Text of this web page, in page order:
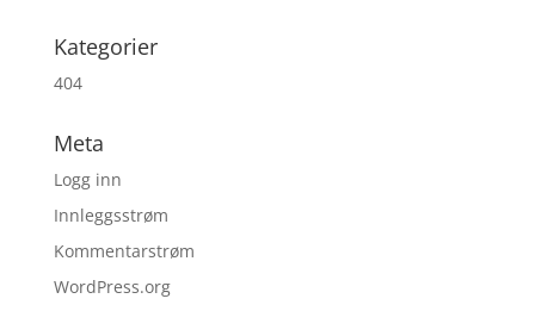
Kategorier
404
Meta
Logg inn
Innleggsstrøm
Kommentarstrøm
WordPress.org